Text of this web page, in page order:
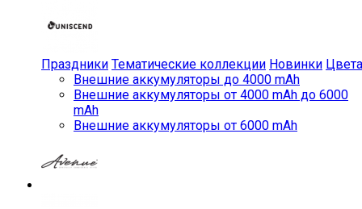
Праздники Тематические коллекции Новинки Цвета
Внешние аккумуляторы до 4000 mAh
Внешние аккумуляторы от 4000 mAh до 6000
mAh
Внешние аккумуляторы от 6000 mAh